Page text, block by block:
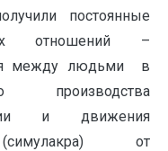
постоянные
отношений –
между людьми в
производства
и движения
(симулакра) от